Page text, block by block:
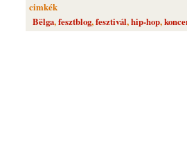
cimkék
Bëlga,fesztblog,fesztivál,hip-hop,